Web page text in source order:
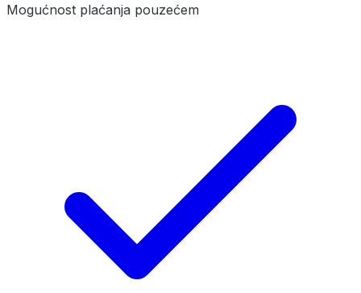
Mogućnost plaćanja pouzećem